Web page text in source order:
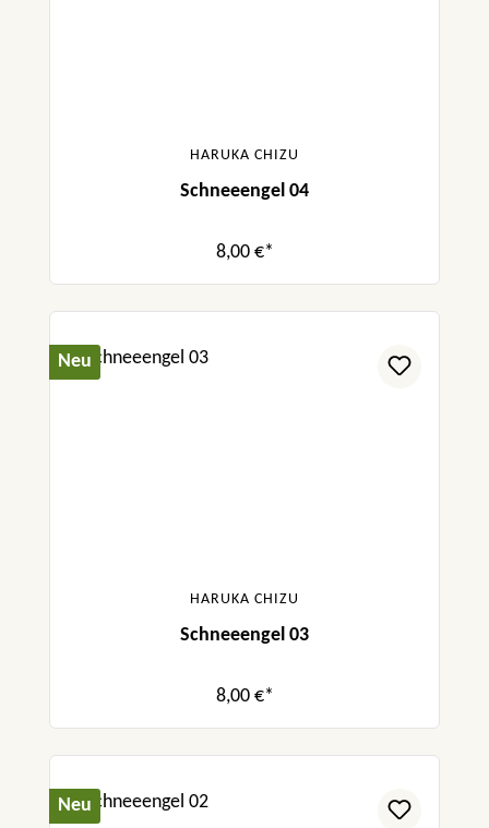
HARUKA CHIZU
Schneeengel 04
8,00 €*
Neu
HARUKA CHIZU
Schneeengel 03
8,00 €*
Neu